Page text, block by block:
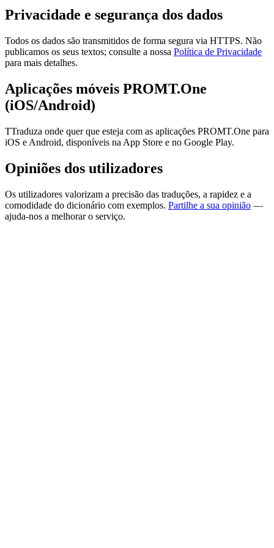
Privacidade e segurança dos dados
Todos os dados são transmitidos de forma segura via HTTPS. Não
publicamos os seus textos; consulte a nossa Política de Privacidade
para mais detalhes.
Aplicações móveis PROMT.One
(iOS/Android)
TTraduza onde quer que esteja com as aplicações PROMT.One para
iOS e Android, disponíveis na App Store e no Google Play.
Opiniões dos utilizadores
Os utilizadores valorizam a precisão das traduções, a rapidez e a
comodidade do dicionário com exemplos. Partilhe a sua opinião —
ajuda-nos a melhorar o serviço.